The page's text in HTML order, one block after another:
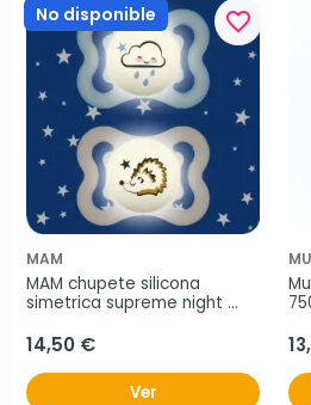
No disponible favorite_border
MAM
MAM chupete silicona
simetrica supreme night
14,50 €
Ver